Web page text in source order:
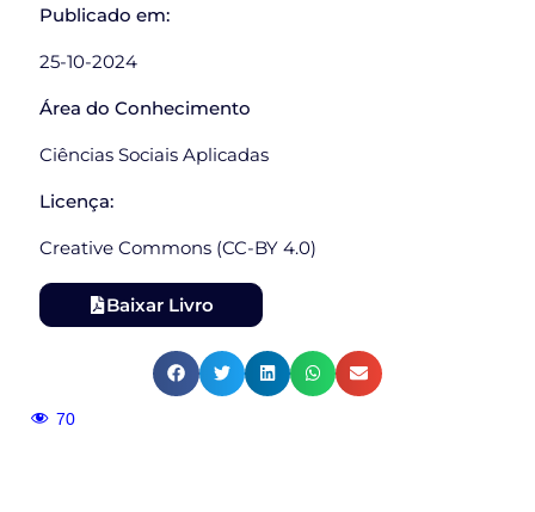
Publicado em:
25-10-2024
Área do Conhecimento
Ciências Sociais Aplicadas
Licença:
Creative Commons (CC-BY 4.0)
Baixar Livro
70